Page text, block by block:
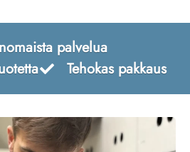
palvelua
Tehokas pakkaus